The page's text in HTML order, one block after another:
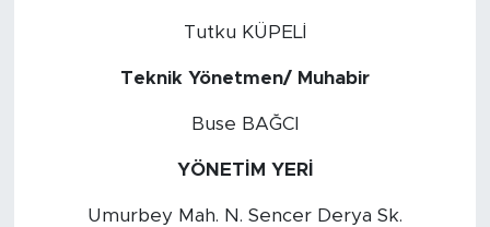
Tutku KÜPELİ
Teknik Yönetmen/ Muhabir
Buse BAĞCI
YÖNETİM YERİ
Umurbey Mah. N. Sencer Derya Sk.